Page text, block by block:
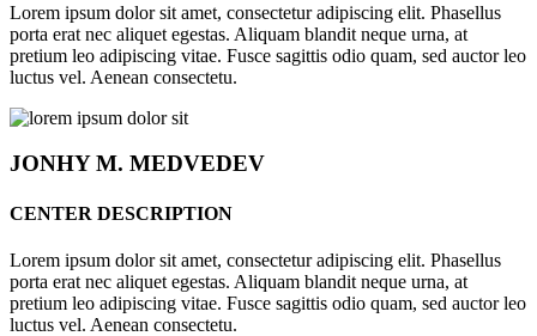
Lorem ipsum dolor sit amet, consectetur adipiscing elit. Phasellus
porta erat nec aliquet egestas. Aliquam blandit neque urna, at
pretium leo adipiscing vitae. Fusce sagittis odio quam, sed auctor leo
luctus vel. Aenean consectetu.
JONHYM. MEDVEDEV
CENTER DESCRIPTION
Lorem ipsum dolor sit amet, consectetur adipiscing elit. Phasellus
porta erat nec aliquet egestas. Aliquam blandit neque urna, at
pretium leo adipiscing vitae. Fusce sagittis odio quam, sed auctor leo
luctus vel. Aenean consectetu.